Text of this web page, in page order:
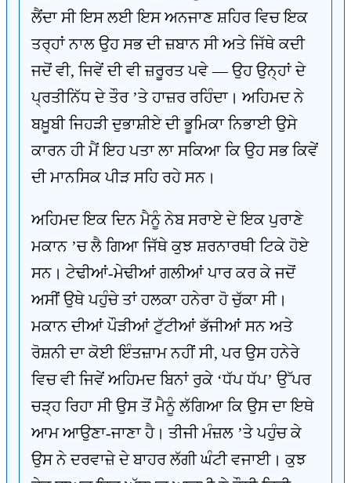
ਲੈਂਦਾ ਸੀ ਇਸ ਲਈ ਇਸ ਅਨਜਾਣ ਸ਼ਹਿਰ ਵਿਚ ਇਕ
ਤਰ੍ਹਾਂ ਨਾਲ ਉਹ ਸਭ ਦੀ ਜ਼ਬਾਨ ਸੀ ਅਤੇ ਜਿੱਥੇ ਕਦੀ
ਜਦੋਂ ਵੀ, ਜਿਵੇਂ ਦੀ ਵੀ ਜ਼ਰੂਰਤ ਪਵੇ — ਉਹ ਉਨ੍ਹਾਂ ਦੇ
ਪ੍ਰਤੀਨਿੱਧ ਦੇ ਤੌਰ ’ਤੇ ਹਾਜ਼ਰ ਰਹਿੰਦਾ। ਅਹਿਮਦ ਨੇ
ਬਖ਼ੂਬੀ ਜਿਹੜੀ ਦੁਭਾਸ਼ੀਏ ਦੀ ਭੂਮਿਕਾ ਨਿਭਾਈ ਉਸੇ
ਕਾਰਨ ਹੀ ਮੈਂ ਇਹ ਪਤਾ ਲਾ ਸਕਿਆ ਕਿ ਉਹ ਸਭ ਕਿਵੇਂ
ਦੀ ਮਾਨਸਿਕ ਪੀੜ ਸਹਿ ਰਹੇ ਸਨ।
ਅਹਿਮਦ ਇਕ ਦਿਨ ਮੈਨੂੰ ਨੇਬ ਸਰਾਏ ਦੇ ਇਕ ਪੁਰਾਣੇ
ਮਕਾਨ ’ਚ ਲੈ ਗਿਆ ਜਿੱਥੇ ਕੁਝ ਸ਼ਰਨਾਰਥੀ ਟਿਕੇ ਹੋਏ
ਸਨ। ਟੇਢੀਆਂ-ਮੇਢੀਆਂ ਗਲੀਆਂ ਪਾਰ ਕਰ ਕੇ ਜਦੋਂ
ਅਸੀਂ ਉਥੇ ਪਹੁੰਚੇ ਤਾਂ ਹਲਕਾ ਹਨੇਰਾ ਹੋ ਚੁੱਕਾ ਸੀ।
ਮਕਾਨ ਦੀਆਂ ਪੌੜੀਆਂ ਟੁੱਟੀਆਂ ਭੱਜੀਆਂ ਸਨ ਅਤੇ
ਰੋਸ਼ਨੀ ਦਾ ਕੋਈ ਇੰਤਜ਼ਾਮ ਨਹੀਂ ਸੀ, ਪਰ ਉਸ ਹਨੇਰੇ
ਵਿਚ ਵੀ ਜਿਵੇਂ ਅਹਿਮਦ ਬਿਨਾਂ ਰੁਕੇ ‘ਧੱਪ ਧੱਪ’ ਉੱਪਰ
ਚੜ੍ਹ ਰਿਹਾ ਸੀ ਉਸ ਤੋਂ ਮੈਨੂੰ ਲੱਗਿਆ ਕਿ ਉਸ ਦਾ ਇਥੇ
ਆਮ ਆਉਣਾ-ਜਾਣਾ ਹੈ। ਤੀਜੀ ਮੰਜ਼ਲ ’ਤੇ ਪਹੁੰਚ ਕੇ
ਉਸ ਨੇ ਦਰਵਾਜ਼ੇ ਦੇ ਬਾਹਰ ਲੱਗੀ ਘੰਟੀ ਵਜਾਈ। ਕੁਝ